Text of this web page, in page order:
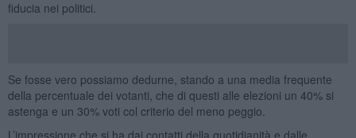
fiducia nei politici.
Se fosse vero possiamo dedurne, stando a una media frequente
della percentuale dei votanti, che di questi alle elezioni un 40% si
astenga e un 30% voti col criterio del meno peggio.
L’impressione che si ha dai contatti della quotidianità e dalle